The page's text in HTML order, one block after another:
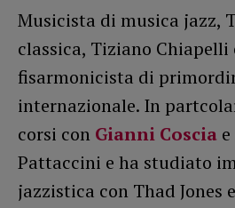
Musicista di musica jazz,
classica, Tiziano Chiapelli
fisarmonicista di
internazionale. In
corsi con Gianni Coscia
Pattaccini e ha studiato
jazzistica con Thad Jones